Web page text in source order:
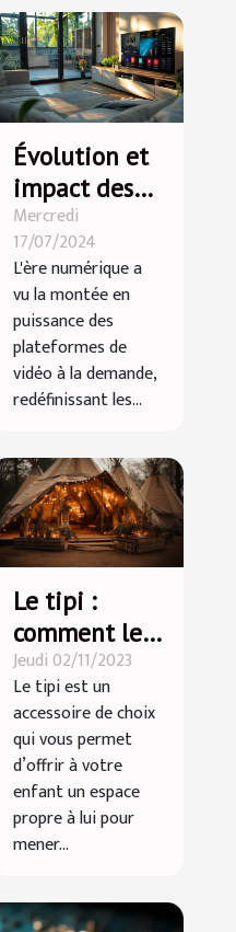
Évolution et
impact des
plateformes
de vidéo à la
demande en
2024
Mercredi
17/07/2024
L'ère numérique a
vu la montée en
puissance des
plateformes de
vidéo à la demande,
redéfinissant les...
Le tipi :
comment le
choisir ?
Jeudi 02/11/2023
Le tipi est un
accessoire de choix
qui vous permet
d’offrir à votre
enfant un espace
propre à lui pour
mener...